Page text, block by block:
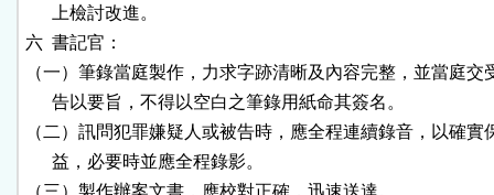
      上檢討改進。
六  書記官：
（一）筆錄當庭製作，力求字跡清晰及內容完整，並當庭交
      告以要旨，不得以空白之筆錄用紙命其簽名。
（二）訊問犯罪嫌疑人或被告時，應全程連續錄音，以確實
      益，必要時並應全程錄影。